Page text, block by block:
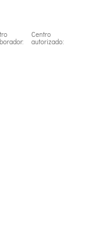
Centro
autorizado: